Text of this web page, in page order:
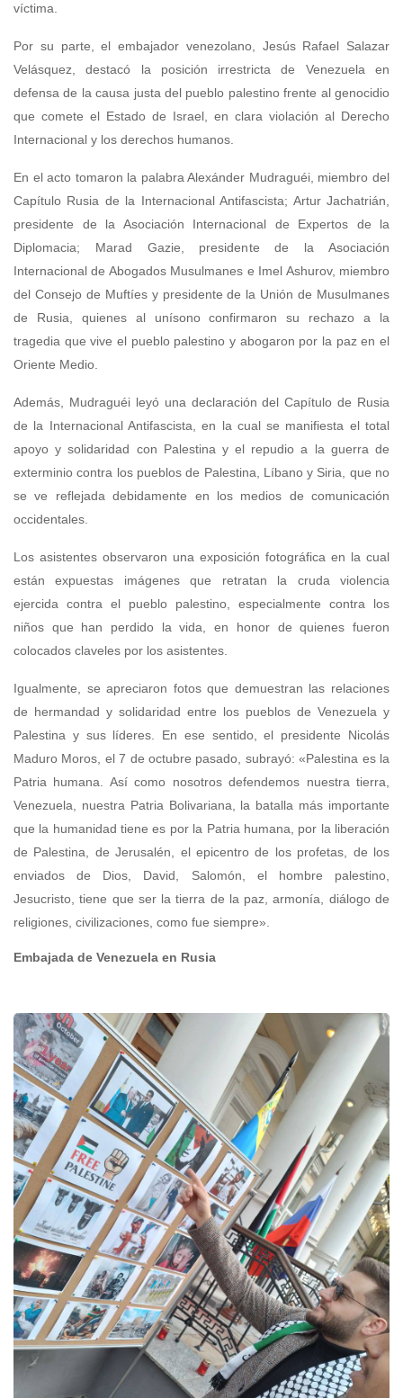
víctima.
Por su parte, el embajador venezolano, Jesús Rafael Salazar
Velásquez, destacó la posición irrestricta de Venezuela en
defensa de la causa justa del pueblo palestino frente al genocidio
que comete el Estado de Israel, en clara violación al Derecho
Internacional y los derechos humanos.
En el acto tomaron la palabra Alexánder Mudraguéi, miembro del
Capítulo Rusia de la Internacional Antifascista; Artur Jachatrián,
presidente de la Asociación Internacional de Expertos de la
Diplomacia; Marad Gazie, presidente de la Asociación
Internacional de Abogados Musulmanes e Imel Ashurov, miembro
del Consejo de Muftíes y presidente de la Unión de Musulmanes
de Rusia, quienes al unísono confirmaron su rechazo a la
tragedia que vive el pueblo palestino y abogaron por la paz en el
Oriente Medio.
Además, Mudraguéi leyó una declaración del Capítulo de Rusia
de la Internacional Antifascista, en la cual se manifiesta el total
apoyo y solidaridad con Palestina y el repudio a la guerra de
exterminio contra los pueblos de Palestina, Líbano y Siria, que no
se ve reflejada debidamente en los medios de comunicación
occidentales.
Los asistentes observaron una exposición fotográfica en la cual
están expuestas imágenes que retratan la cruda violencia
ejercida contra el pueblo palestino, especialmente contra los
niños que han perdido la vida, en honor de quienes fueron
colocados claveles por los asistentes.
Igualmente, se apreciaron fotos que demuestran las relaciones
de hermandad y solidaridad entre los pueblos de Venezuela y
Palestina y sus líderes. En ese sentido, el presidente Nicolás
Maduro Moros, el 7 de octubre pasado, subrayó: «Palestina es la
Patria humana. Así como nosotros defendemos nuestra tierra,
Venezuela, nuestra Patria Bolivariana, la batalla más importante
que la humanidad tiene es por la Patria humana, por la liberación
de Palestina, de Jerusalén, el epicentro de los profetas, de los
enviados de Dios, David, Salomón, el hombre palestino,
Jesucristo, tiene que ser la tierra de la paz, armonía, diálogo de
religiones, civilizaciones, como fue siempre».
Embajada de Venezuela en Rusia